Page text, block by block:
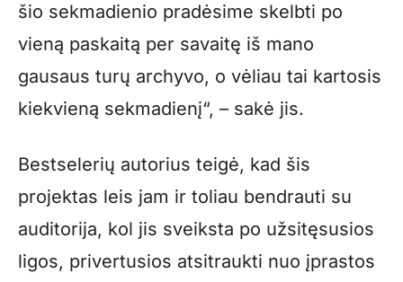
šio sekmadienio pradėsime skelbti po
vieną paskaitą per savaitę iš mano
gausaus turų archyvo, o vėliau tai kartosis
kiekvieną sekmadienį“, – sakė jis.
Bestselerių autorius teigė, kad šis
projektas leis jam ir toliau bendrauti su
auditorija, kol jis sveiksta po užsitęsusios
ligos, privertusios atsitraukti nuo įprastos